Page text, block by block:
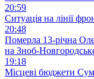
20:59
Ситуація на лінії
20:48
Померла 13-річна
на Зноб-
19:18
Місцеві бюджети